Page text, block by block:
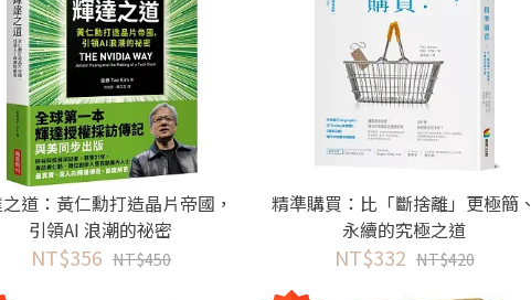
道：黃仁勳打造晶片帝國，
引領AI 浪潮的祕密
NT$356 NT$450
精準購買：比「斷捨離」更極簡、
永續的究極之道
NT$332 NT$420